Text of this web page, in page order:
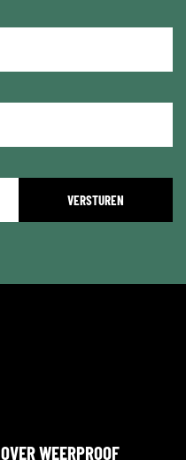
OVER WEERPROOF